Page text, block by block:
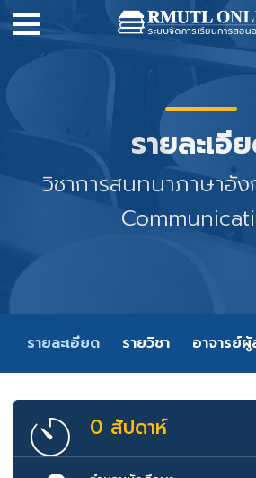
รายละเอี
วิชาการสนทนาภาษาอั
รายละเอียด รายวิชา อาจารย์
0 สัปดาห์